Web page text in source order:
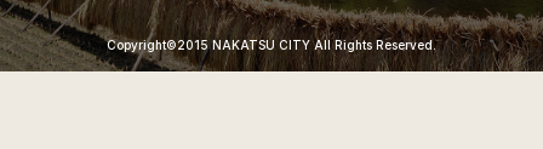
Copyright©2015 NAKATSU CITY All Rights Reserved.